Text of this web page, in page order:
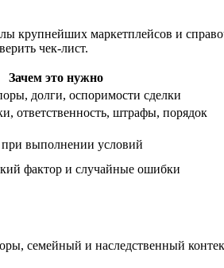
крупнейших маркетплейсов и
чек-лист.
Зачем это нужно
долги, оспоримости сделки
ответственность, штрафы, порядок
при выполнении условий
фактор и случайные ошибки
семейный и наследственный